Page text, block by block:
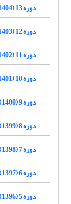
دوره 13 (1404)
دوره 12 (1403)
دوره 11 (1402)
دوره 10 (1401)
دوره 9 (1400)
دوره 8 (1399)
دوره 7 (1398)
دوره 6 (1397)
دوره 5 (1396)